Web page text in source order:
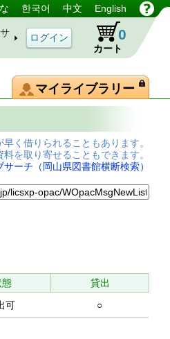
한국어 中文 English
カート
0
マイライブラリー
く借りられることもあります。
を取り寄せることもできます。
サーチ（岡山県図書館横断検索）
態
貸出
可 ○